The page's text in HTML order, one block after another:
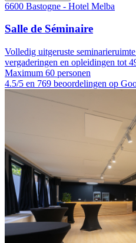
6600 Bastogne - Hotel Melba
Salle de Séminaire
Volledig uitgeruste
vergaderingen en opleidingen tot
Maximum 60 personen
4.5/5 en 769 beoordelingen op